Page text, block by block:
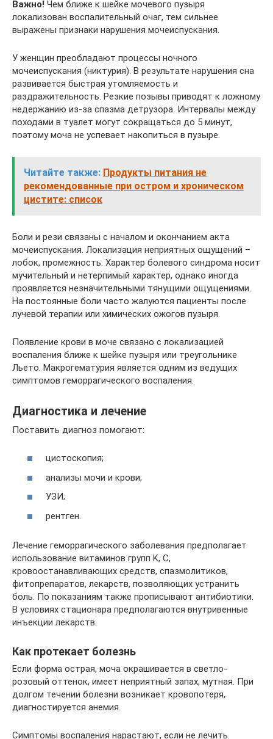
Важно! Чем ближе к шейке мочевого пузыря
локализован воспалительный очаг, тем сильнее
выражены признаки нарушения мочеиспускания.
У женщин преобладают процессы ночного
мочеиспускания (никтурия). В результате нарушения сна
развивается быстрая утомляемость и
раздражительность. Резкие позывы приводят к ложному
недержанию из-за спазма детрузора. Интервалы между
походами в туалет могут сокращаться до 5 минут,
поэтому моча не успевает накопиться в пузыре.
Читайте также: Продукты питания не
рекомендованные при остром и хроническом
цистите: список
Боли и рези связаны с началом и окончанием акта
мочеиспускания. Локализация неприятных ощущений –
лобок, промежность. Характер болевого синдрома носит
мучительный и нетерпимый характер, однако иногда
проявляется незначительными тянущими ощущениями.
На постоянные боли часто жалуются пациенты после
лучевой терапии или химических ожогов пузыря.
Появление крови в моче связано с локализацией
воспаления ближе к шейке пузыря или треугольнике
Льето. Макрогематурия является одним из ведущих
симптомов геморрагического воспаления.
Диагностика и лечение
Поставить диагноз помогают:
цистоскопия;
анализы мочи и крови;
УЗИ;
рентген.
Лечение геморрагического заболевания предполагает
использование витаминов групп K, C,
кровоостанавливающих средств, спазмолитиков,
фитопрепаратов, лекарств, позволяющих устранить
боль. По показаниям также прописывают антибиотики.
В условиях стационара предполагаются внутривенные
инъекции лекарств.
Как протекает болезнь
Если форма острая, моча окрашивается в светло-
розовый оттенок, имеет неприятный запах, мутная. При
долгом течении болезни возникает кровопотеря,
диагностируется анемия.
Симптомы воспаления нарастают, если не лечить.